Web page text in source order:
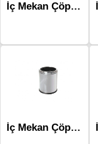
İç Mekan Çöp Kovaları-Mlk-231 40L
İç Mekan Çöp Kovaları-Mlk-250 12L